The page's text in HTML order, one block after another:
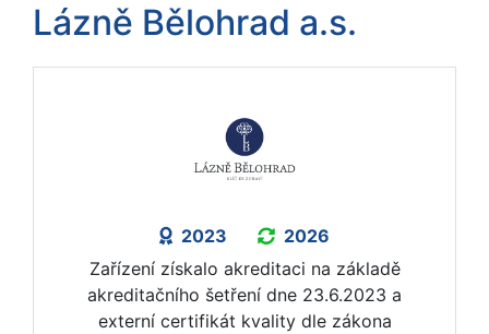
Lázně Bělohrad a.s.
2023
2026
Zařízení získalo akreditaci na základě
akreditačního šetření dne 23.6.2023 a
externí certifikát kvality dle zákona